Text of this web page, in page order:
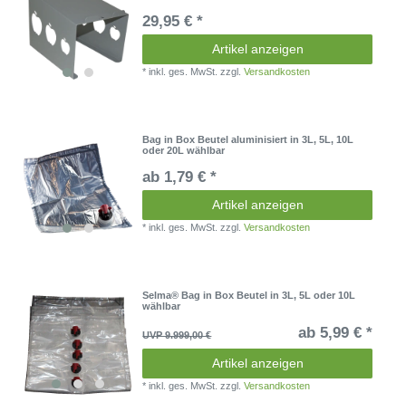
29,95 € *
Artikel anzeigen
*inkl. ges. MwSt. zzgl.Versandkosten
Bag in Box Beutel aluminisiert in 3L, 5L, 10L
oder 20L wählbar
ab 1,79 € *
Artikel anzeigen
*inkl. ges. MwSt. zzgl.Versandkosten
Selma® Bag in Box Beutel in 3L, 5L oder 10L
wählbar
UVP 9.999,00 € ab 5,99 € *
Artikel anzeigen
*inkl. ges. MwSt. zzgl.Versandkosten